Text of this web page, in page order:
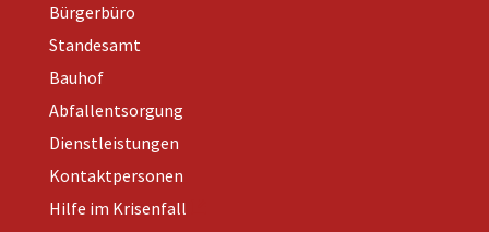
Bürgerbüro
Standesamt
Bauhof
Abfallentsorgung
Dienstleistungen
Kontaktpersonen
Hilfe im Krisenfall